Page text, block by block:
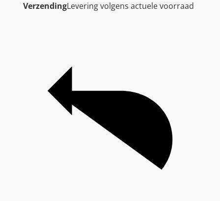
VerzendingLevering volgens actuele voorraad